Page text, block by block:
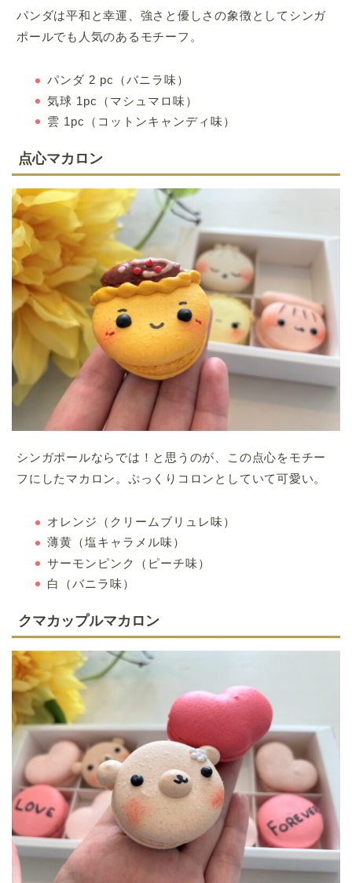
パンダは平和と幸運、強さと優しさの象徴としてシンガ
ポールでも人気のあるモチーフ。
パンダ 2 pc（バニラ味）
気球 1pc（マシュマロ味）
雲 1pc（コットンキャンディ味）
点心マカロン
シンガポールならでは！と思うのが、この点心をモチー
フにしたマカロン。ぷっくりコロンとしていて可愛い。
オレンジ（クリームブリュレ味）
薄黄（塩キャラメル味）
サーモンピンク（ピーチ味）
白（バニラ味）
クマカップルマカロン